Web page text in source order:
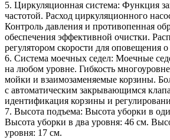
5. Циркуляционная система: Функция
частотой. Расход циркуляционного
Контроль давления и противопенная
обеспечения эффективной очистки.
регулятором скорости для оповещения о
6. Система моечных седел: Моечные
на любом уровне. Гибкость
мойки и взаимозаменяемые корзины.
с автоматическим закрывающимся
идентификация корзины и
7. Высота подъема: Высота уборки в
Высота уборки в два уровня: 46 см.
уровня: 17 см.